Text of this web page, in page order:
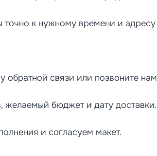
точно к нужному времени и
обратной связи или позвоните
желаемый бюджет и дату доставки.
и согласуем макет.